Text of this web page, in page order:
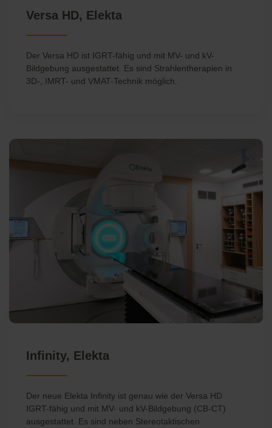
Versa HD, Elekta
Der Versa HD ist IGRT-fähig und mit MV- und kV-
Bildgebung ausgestattet. Es sind Strahlentherapien in
3D-, IMRT- und VMAT-Technik möglich.
Infinity, Elekta
Der neue Elekta Infinity ist genau wie der Versa HD
IGRT-fähig und mit MV- und kV-Bildgebung (CB-CT)
ausgestattet. Es sind neben Stereotaktischen